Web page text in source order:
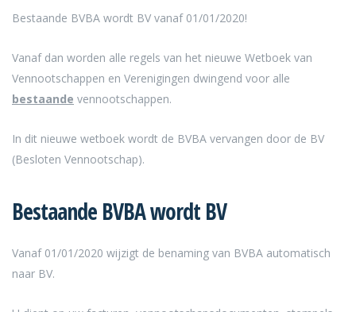
Bestaande BVBA wordt BV vanaf 01/01/2020!
Vanaf dan worden alle regels van het nieuwe Wetboek van
Vennootschappen en Verenigingen dwingend voor alle
bestaande vennootschappen.
In dit nieuwe wetboek wordt de BVBA vervangen door de BV
(Besloten Vennootschap).
Bestaande BVBA wordt BV
Vanaf 01/01/2020 wijzigt de benaming van BVBA automatisch
naar BV.